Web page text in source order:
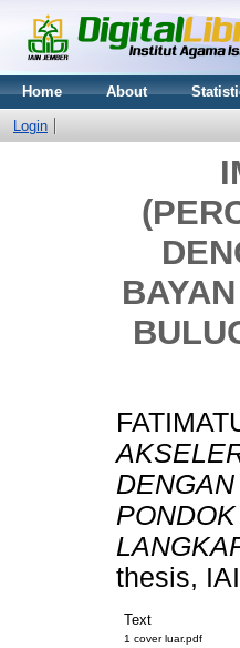
Home About
Login
thesis,
Text
1 cover luar.pdf